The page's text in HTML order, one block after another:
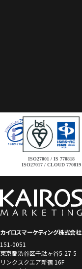
カイロスマーケティング株式会社
151-0051
東京都渋谷区千駄ヶ谷5-27-5
リンクスクエア新宿 16F
ISO27001 / IS 770818
ISO27017 / CLOUD 770819